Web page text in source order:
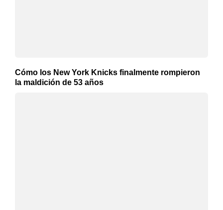
Cómo los New York Knicks finalmente rompieron
la maldición de 53 años